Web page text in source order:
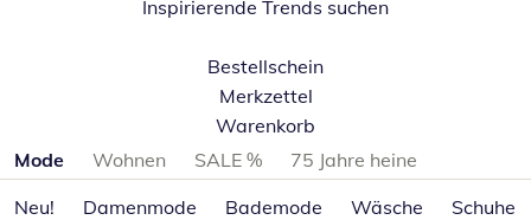
Inspirierende Trends suchen
Bestellschein
Merkzettel
Warenkorb
Produktkategorien überspringen
Mode Wohnen SALE %
75 Jahre heine
Neu!
Damenmode Bademode Wäsche Schuhe